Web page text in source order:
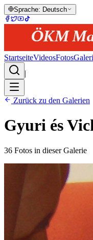
Sprache: Deutsch
StartseiteVideosFotos
|
Zurück zu den Galerien
Gyuri és
36 Fotos in dieser Galerie